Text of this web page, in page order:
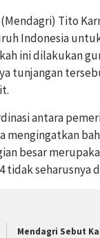
(Mendagri) Tito
Indonesia
ini dilakukan
tunjangan
antara
mengingatkan
besar
tidak seharusnya
Mendagri Sebut